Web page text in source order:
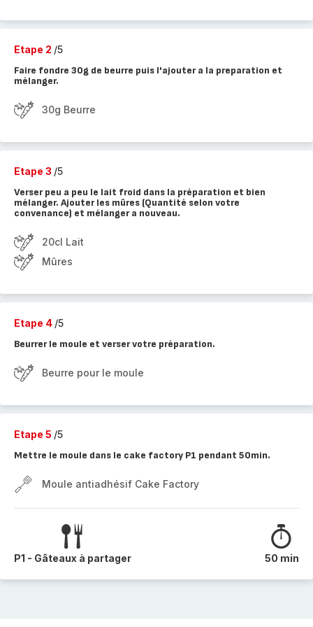
Etape 2 /5
Faire fondre 30g de beurre puis l'ajouter a la preparation et
mélanger.
30g Beurre
Etape 3 /5
Verser peu a peu le lait froid dans la préparation et bien
mélanger. Ajouter les mûres (Quantité selon votre
convenance) et mélanger a nouveau.
20cl Lait
Mûres
Etape 4 /5
Beurrer le moule et verser votre préparation.
Beurre pour le moule
Etape 5 /5
Mettre le moule dans le cake factory P1 pendant 50min.
Moule antiadhésif Cake Factory
P1 - Gâteaux à partager 50 min